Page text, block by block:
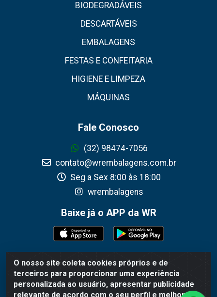
O nosso site coleta cookies próprios e de
terceiros para proporcionar uma experiência
personalizada ao usuário, apresentar publicidade
relevante de acordo com o seu perfil e melhorar a
BIODEGRADÁVEIS
DESCARTÁVEIS
EMBALAGENS
FESTAS E CONFEITARIA
HIGIENE E LIMPEZA
MÁQUINAS
Fale Conosco
(32) 98474-7056
contato@wrembalagens.com.br
Seg a Sex 8:00 às 18:00
wrembalagens
Baixe já o APP da WR
WR Embalagens - R. Cel. Teodoro Gomes de Araújo,
1360 - Grogotó - Barbacena / MG - CEP 36202-628 -
CNPJ 02.692.206/0001-55